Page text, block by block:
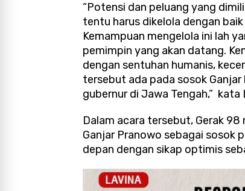
“Potensi dan peluang yang
tentu harus dikelola dengan
Kemampuan mengelola ini lah
pemimpin yang akan datang.
dengan sentuhan humanis,
tersebut ada pada sosok
gubernur di Jawa Tengah,” kata
Dalam acara tersebut, Gerak
Ganjar Pranowo sebagai sosok
depan dengan sikap optimis